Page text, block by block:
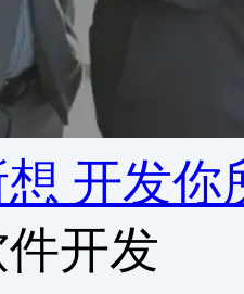
开发
开发